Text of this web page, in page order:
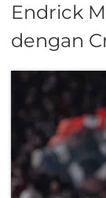
Endrick
dengan